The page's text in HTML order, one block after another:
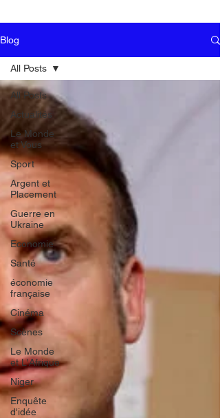
Blog
All Posts
Actualités
Le Monde
et Vous
Sport
Argent et
Placement
Guerre en
Ukraine
Economie
Santé
économie
française
Cinéma
Scènes
Le Monde
et L'Afrique
Niger
Enquête
d'idée
All Posts